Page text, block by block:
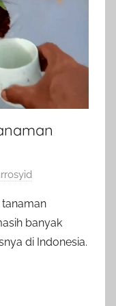
banyak
di Indonesia.